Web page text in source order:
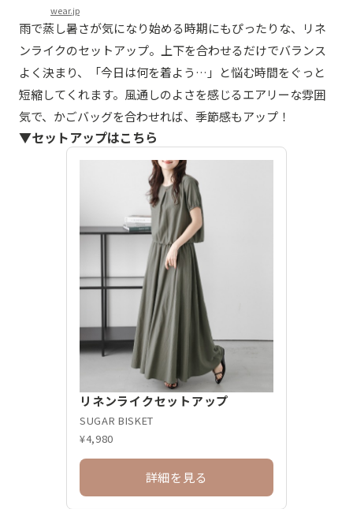
wear.jp
雨で蒸し暑さが気になり始める時期にもぴったりな、リネ
ンライクのセットアップ。上下を合わせるだけでバランス
よく決まり、「今日は何を着よう…」と悩む時間をぐっと
短縮してくれます。風通しのよさを感じるエアリーな雰囲
気で、かごバッグを合わせれば、季節感もアップ！
▼セットアップはこちら
リネンライクセットアップ
SUGAR BISKET
¥4,980
詳細を見る